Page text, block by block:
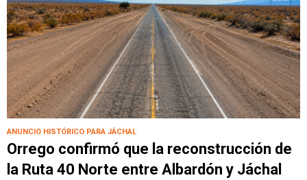
ANUNCIO HISTÓRICO PARA JÁCHAL
Orrego confirmó que la reconstrucción de
la Ruta 40 Norte entre Albardón y Jáchal